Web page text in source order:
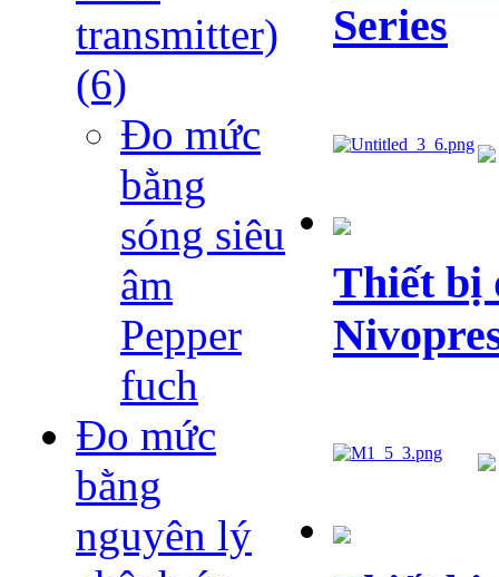
transmitter)
(6)
Đo mức
bằng
sóng siêu
âm
Pepper
fuch
Đo mức
bằng
nguyên lý
Series
Thiết bị